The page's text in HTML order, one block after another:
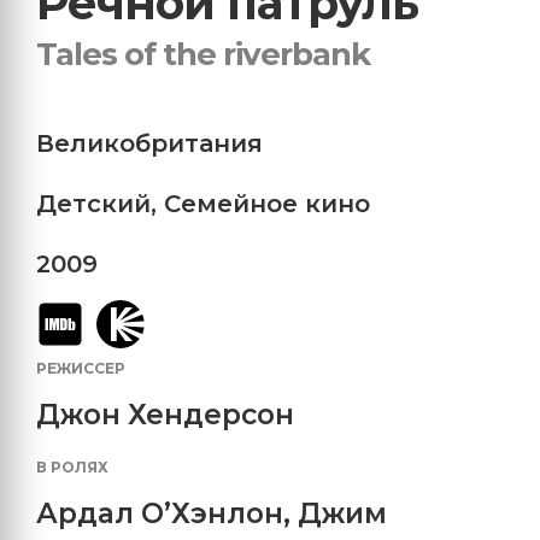
Tales of the riverbank
Великобритания
Детский, Семейное кино
2009
РЕЖИССЕР
Джон Хендерсон
В РОЛЯХ
Ардал О’Хэнлон, Джим